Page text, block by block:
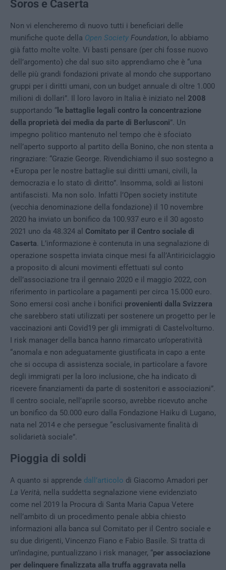
Soros e Caserta
Non vi elencheremo di nuovo tutti i beneficiari delle
munifiche quote della Open Society Foundation, lo abbiamo
già fatto molte volte. Vi basti pensare (per chi fosse nuovo
dell’argomento) che dal suo sito apprendiamo che è “una
delle più grandi fondazioni private al mondo che supportano
gruppi per i diritti umani, con un budget annuale di oltre 1.000
milioni di dollari”. Il loro lavoro in Italia è iniziato nel 2008
supportando “ le battaglie legali contro la concentrazione
della proprietà dei media da parte di Berlusconi”. Un
impegno politico mantenuto nel tempo che è sfociato
nell’aperto supporto al partito della Bonino, che non stenta a
ringraziare: “Grazie George. Rivendichiamo il suo sostegno a
+Europa per le nostre battaglie sui diritti umani, civili, la
democrazia e lo stato di diritto”. Insomma, soldi ai listoni
antifascisti. Ma non solo. Infatti l’Open society institute
(vecchia denominazione della fondazione) il 10 novembre
2020 ha inviato un bonifico da 100.937 euro e il 30 agosto
2021 uno da 48.324 al Comitato per il Centro sociale di
Caserta. L’informazione è contenuta in una segnalazione di
operazione sospetta inviata cinque mesi fa all’Antiriciclaggio
a proposito di alcuni movimenti effettuati sul conto
dell’associazione tra il gennaio 2020 e il maggio 2022, con
riferimento in particolare a pagamenti per circa 15.000 euro.
Sono emersi così anche i bonifici provenienti dalla Svizzera
che sarebbero stati utilizzati per sostenere un progetto per le
vaccinazioni anti Covid19 per gli immigrati di Castelvolturno.
I risk manager della banca hanno rimarcato un’operatività
“anomala e non adeguatamente giustificata in capo a ente
che si occupa di assistenza sociale, in particolare a favore
degli immigrati per la loro inclusione, che ha indicato di
ricevere finanziamenti da parte di sostenitori e associazioni”.
Il centro sociale, nell’aprile scorso, avrebbe ricevuto anche
un bonifico da 50.000 euro dalla Fondazione Haiku di Lugano,
nata nel 2014 e che persegue “esclusivamente finalità di
solidarietà sociale”.
Pioggia di soldi
A quanto si apprende dall’articolo di Giacomo Amadori per
La Verità, nella suddetta segnalazione viene evidenziato
come nel 2019 la Procura di Santa Maria Capua Vetere
nell’ambito di un procedimento penale abbia chiesto
informazioni alla banca sul Comitato per il Centro sociale e
su due dirigenti, Vincenzo Fiano e Fabio Basile. Si tratta di
un’indagine, puntualizzano i risk manager, “per associazione
per delinquere finalizzata alla truffa aggravata nella